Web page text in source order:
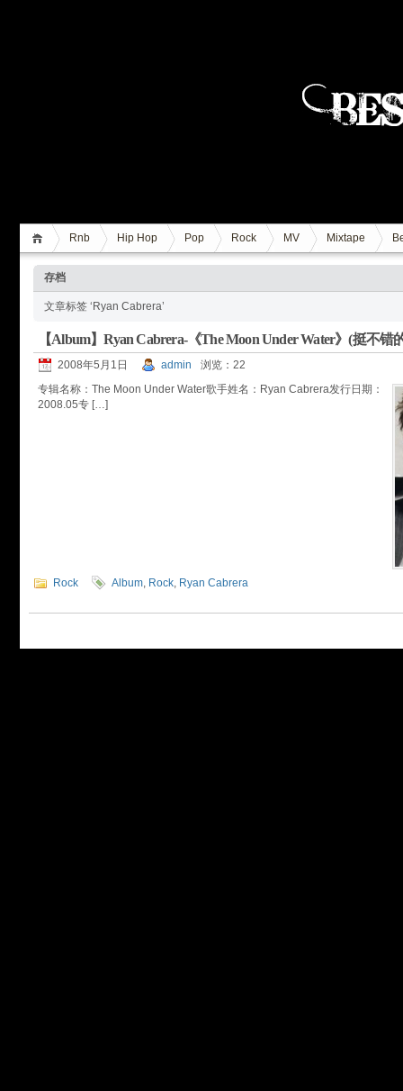
Rnb Hip Hop Pop Rock MV Mixtape
存档
文章标签 ‘Ryan Cabrera’
【Album】Ryan Cabrera-《The Moon Under Water》(挺不错
2008年5月1日 admin
浏览：22
专辑名称：The Moon Under Water歌手姓名：Ryan Cabrera发行日期：
2008.05专 […]
Rock Album, Rock, Ryan Cabrera